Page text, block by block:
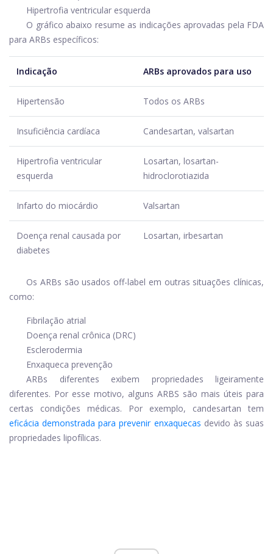
Hipertrofia ventricular esquerda
O gráfico abaixo resume as indicações aprovadas pela FDA
para ARBs específicos:
Indicação ARBs aprovados para uso
Hipertensão Todos os ARBs
Insuficiência cardíaca Candesartan, valsartan
Hipertrofia ventricular
esquerda
Losartan, losartan-
hidroclorotiazida
Infarto do miocárdio Valsartan
Doença renal causada por
diabetes
Losartan, irbesartan
Os ARBs são usados ​​off-label em outras situações clínicas,
como:
Fibrilação atrial
Doença renal crônica (DRC)
Esclerodermia
Enxaqueca prevenção
ARBs diferentes exibem propriedades ligeiramente
diferentes. Por esse motivo, alguns ARBS são mais úteis para
certas condições médicas. Por exemplo, candesartan tem
eficácia demonstrada para prevenir enxaquecas devido às suas
propriedades lipofílicas.